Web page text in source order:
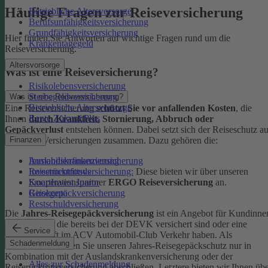
Betriebliche Altersvorsorge
Berufsunfähigkeitsversicherung
Grundfähigkeitsversicherung
Krankentagegeld
Altersvorsorge
Risikolebensversicherung
Sterbegeldversicherung
Betriebliche Altersvorsorge
Rente ZukunftPlus
Finanzen
Immobilienfinanzierung
Investmentfonds
SmartInvest Junior
Girokonto
Restschuldversicherung
Service
Schadenmeldung
Alles zur Schadenmeldung
Häufige Fragen zur Reiseversicherung
Hier finden Sie Antworten auf wichtige Fragen rund um die
Reiseversicherung.
Was ist eine Reiseversicherung?
Was ist eine Reiseversicherung?
Eine Reiseversicherungschützt Sie vor anfallenden Kosten, die
Ihnen durch Krankheit, Stornierung, Abbruch oder
Gepäckverlust entstehen können. Dabei setzt sich der Reiseschutz
mehreren Versicherungen zusammen. Dazu gehören die:
Auslandskrankenversicherung
Reiserücktrittsversicherung: Diese bieten wir über unseren
Kooperationspartner ERGO Reiseversicherung an.
Reisegepäckversicherung
Die Jahres-Reisegepäckversicherung ist ein Angebot für
und Kunden, die bereits bei der DEVK versichert sind oder eine
Mitgliedschaft im ACV Automobil-Club Verkehr haben. Als
Neukund:in können Sie unseren Jahres-Reisegepäckschutz nur in
Kombination mit der Auslandskrankenversicherung oder der